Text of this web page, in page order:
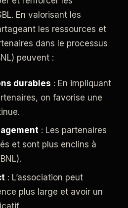
En valorisant les
les ressources et
dans le processus
peuvent :
durables : En impliquant
on favorise une
: Les partenaires
et sont plus enclins à
: L’association peut
plus large et avoir un